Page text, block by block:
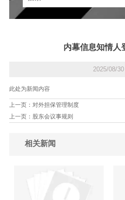
内幕信息知情人
2025/08/30
此处为新闻内容
上一页： 对外担保管理制度
上一页： 股东会议事规则
相关新闻